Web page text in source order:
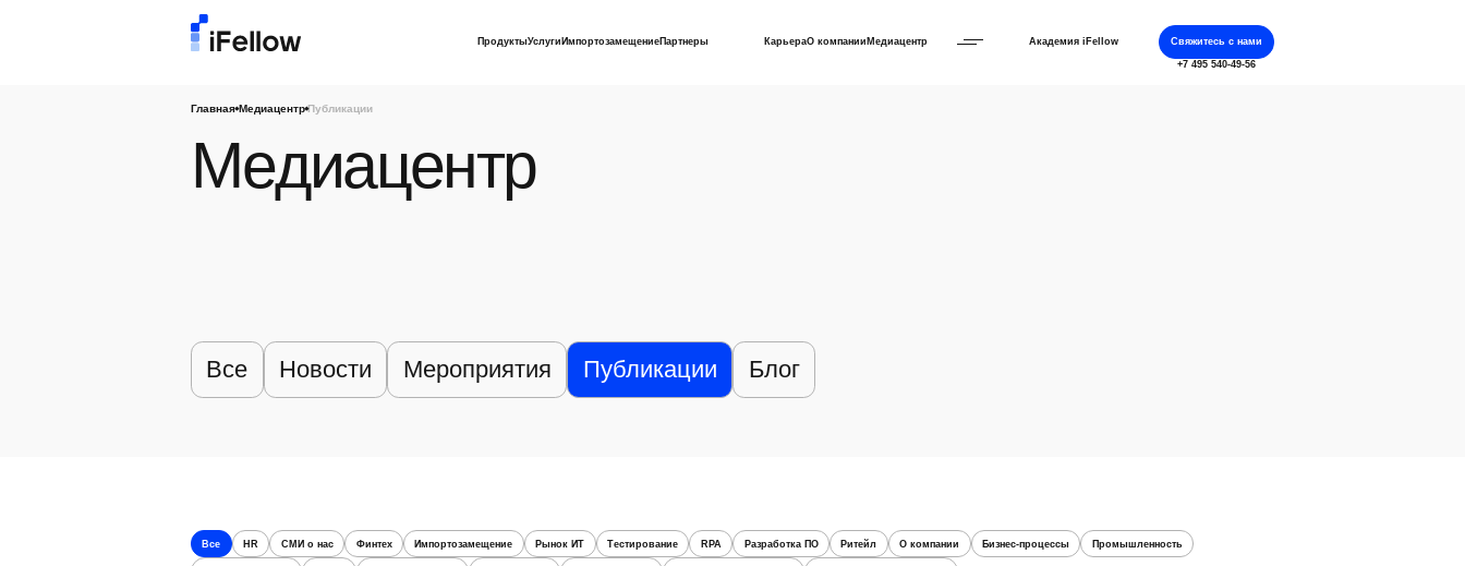
ПродуктыУслугиИмпортозамещениеПартнеры КарьераО компанииМедиацентр Академия iFellow
Свяжитесь с нами
+7 495 540-49-56
Главная Медиацентр Публикации
Медиацентр
Все Новости Мероприятия Публикации Блог
Все HR СМИ о нас Финтех Импортозамещение Рынок ИТ Тестирование RPA Разработка ПО Ритейл О компании Бизнес-процессы Промышленность